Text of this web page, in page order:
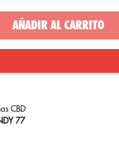
AÑADIR AL CARRITO
CBD
77